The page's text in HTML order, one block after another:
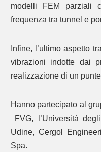
modelli FEM parziali
frequenza tra tunnel e
Infine, l’ultimo aspetto
vibrazioni indotte dai
realizzazione di un
Hanno partecipato al
FVG, l’Università
Udine, Cergol
Spa.